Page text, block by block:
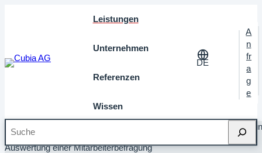
Leistungen
Unternehmen
Referenzen
Wissen
DE
A
n
fr
a
g
e
Startseite
Auswertung einer Mitarbeiterbefragung